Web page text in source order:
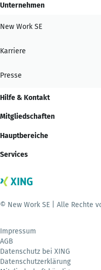
Unternehmen
New Work SE
Karriere
Presse
Hilfe & Kontakt
Mitgliedschaften
Hauptbereiche
Services
© New Work SE | Alle Rechte
Impressum
AGB
Datenschutz bei XING
Datenschutzerklärung